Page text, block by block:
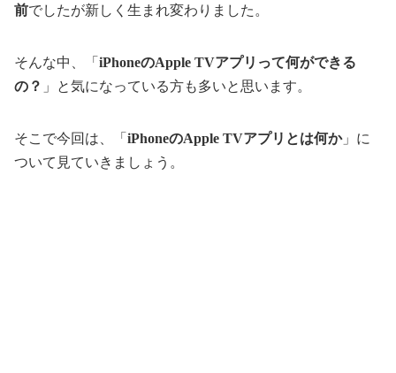
前でしたが新しく生まれ変わりました。
そんな中、「 iPhoneのApple TVアプリって何ができる
の？ 」と気になっている方も多いと思います。
そこで今回は、「 iPhoneのApple TVアプリとは何か」に
ついて見ていきましょう。